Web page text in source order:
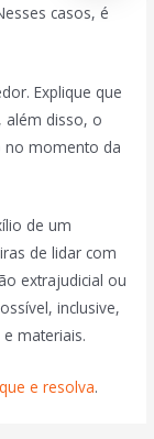
casos, é
Explique que
além disso, o
no momento da
de um
de lidar com
extrajudicial ou
inclusive,
materiais.
e resolva.